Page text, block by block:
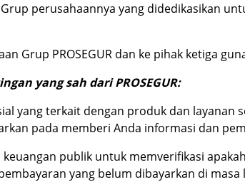
Grup perusahaannya yang didedikasikan
Grup PROSEGUR dan ke pihak ketiga
yang sah dari PROSEGUR:
yang terkait dengan produk dan layanan
pada memberi Anda informasi dan
publik untuk memverifikasi
yang belum dibayarkan di